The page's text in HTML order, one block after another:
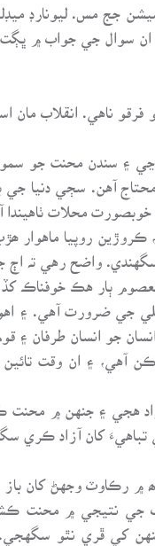
۾ بم اڇلائڻ کان پوءِ، 6 جون 1929ع
ان سوال جي جواب ۾
ناهي. انقلاب مان
۽ سندن محنت جو
آهن. سڄي دنيا
محلات ٺاهيندا
روپيا ماهوار
واضح رهي تہ اڄ
ٻار هڪ خوفناڪ
جي ضرورت آهي. ۽
جو انسان طرفان ۽
آهي، ۽ ان وقت
هجي ۽ جنهن ۾
تباهيءَ کان آزاد ڪري
۾ رڪاوٽ وجهڻ کان باز
جي نتيجي ۾ محنت ڪش
کي ڦري نٿو سگهجي.